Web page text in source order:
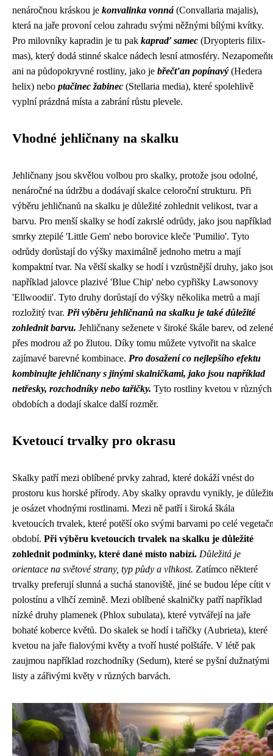
nenáročnou kráskou je konvalinka vonná (Convallaria majalis),
která na jaře provoní celou zahradu svými něžnými bílými kvítky.
Pro milovníky kapradin je tu pak kapraď samec (Dryopteris filix-
mas), který dodá stinné skalce nádech lesní atmosféry.
ani na půdopokryvné rostliny, jako je břečťan popínavý (Hedera
helix) nebo ptačinec žabinec (Stellaria media), které spolehlivě
vyplní prázdná místa a zabrání růstu plevele.
Vhodné jehličnany na skalku
Jehličnany jsou skvělou volbou pro skalky, protože jsou odolné,
nenáročné na údržbu a dodávají skalce celoroční strukturu. Při
výběru jehličnanů na skalku je důležité zohlednit velikost, tvar a
barvu. Pro menší skalky se hodí zakrslé odrůdy, jako jsou například
smrky ztepilé 'Little Gem' nebo borovice kleče 'Pumilio'. Tyto
odrůdy dorůstají do výšky maximálně jednoho metru a mají
kompaktní tvar. Na větší skalky se hodí i vzrůstnější druhy, jako
například jalovce plazivé 'Blue Chip' nebo cypřišky Lawsonovy
'Ellwoodii'. Tyto druhy dorůstají do výšky několika metrů a mají
rozložitý tvar. Při výběru jehličnanů na skalku je také důležité
zohlednit barvu. Jehličnany seženete v široké škále barev, od zelené
přes modrou až po žlutou. Díky tomu můžete vytvořit na skalce
zajímavé barevné kombinace. Pro dosažení co nejlepšího efektu
kombinujte jehličnany s jinými skalničkami, jako jsou například
netřesky, rozchodníky nebo tařičky. Tyto rostliny kvetou v různých
obdobích a dodají skalce další rozměr.
Kvetoucí trvalky pro okrasu
Skalky patří mezi oblíbené prvky zahrad, které dokáží vnést do
prostoru kus horské přírody. Aby skalky opravdu vynikly, je
je osázet vhodnými rostlinami. Mezi ně patří i široká škála
kvetoucích trvalek, které potěší oko svými barvami po celé
období. Při výběru kvetoucích trvalek na skalku je důležité
zohlednit podmínky, které dané místo nabízí. Důležitá je
orientace na světové strany, typ půdy a vlhkost. Zatímco některé
trvalky preferují slunná a suchá stanoviště, jiné se budou lépe cítit v
polostínu a vlhčí zemině. Mezi oblíbené skalničky patří například
nízké druhy plamenek (Phlox subulata), které vytvářejí na jaře
bohaté koberce květů. Do skalek se hodí i tařičky (Aubrieta), které
kvetou na jaře fialovými květy a tvoří husté polštáře. V létě pak
zaujmou například rozchodníky (Sedum), které se pyšní dužnatými
listy a zářivými květy v různých barvách.